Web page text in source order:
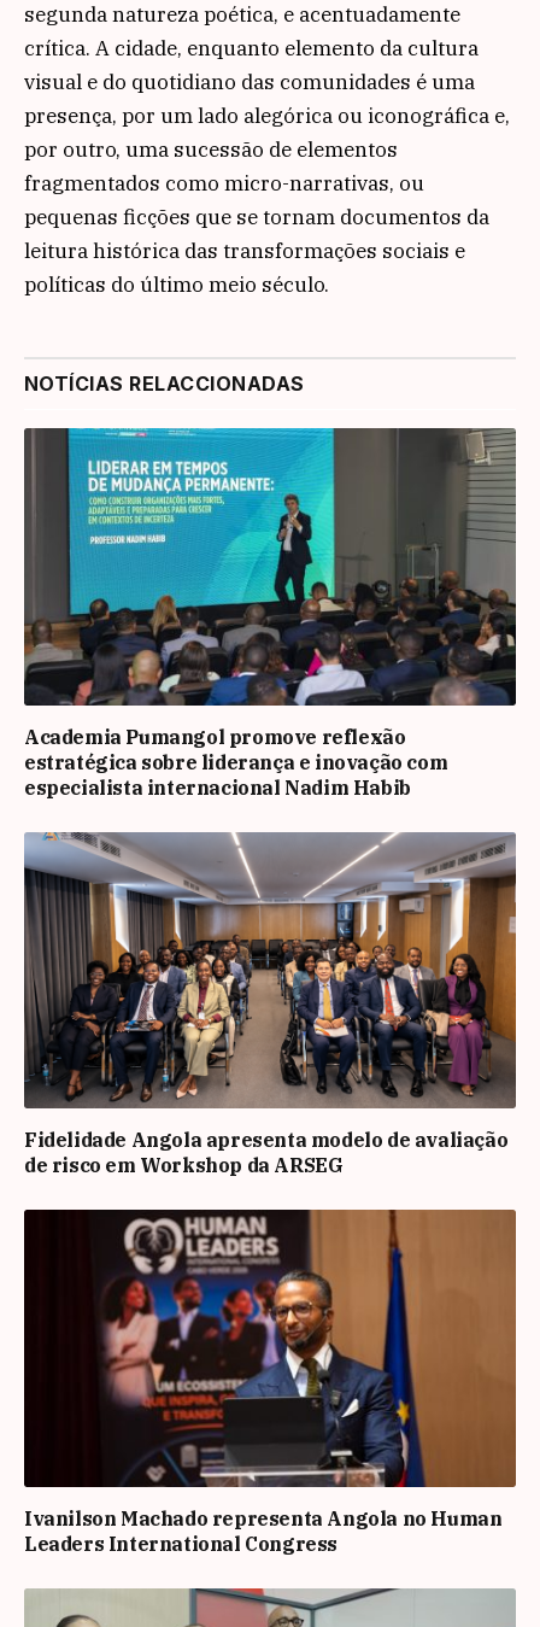
segunda natureza poética, e acentuadamente
crítica. A cidade, enquanto elemento da cultura
visual e do quotidiano das comunidades é uma
presença, por um lado alegórica ou iconográfica e,
por outro, uma sucessão de elementos
fragmentados como micro-narrativas, ou
pequenas ficções que se tornam documentos da
leitura histórica das transformações sociais e
políticas do último meio século.
NOTÍCIAS RELACCIONADAS
Academia Pumangol promove reflexão
estratégica sobre liderança e inovação com
especialista internacional Nadim Habib
Fidelidade Angola apresenta modelo de avaliação
de risco em Workshop da ARSEG
Ivanilson Machado representa Angola no Human
Leaders International Congress